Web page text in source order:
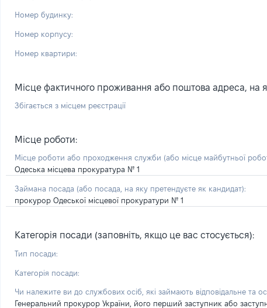
Номер будинку:
Номер корпусу:
Номер квартири:
Місце фактичного проживання або поштова адреса, на
Збігається з місцем реєстрації
Місце роботи:
Місце роботи або проходження служби (або місце майбутньої
Одеська місцева прокуратура № 1
Займана посада (або посада, на яку претендуєте як кандидат):
прокурор Одеської місцевої прокуратури № 1
Категорія посади (заповніть, якщо це вас стосується):
Тип посади:
Категорія посади:
Чи належите ви до службових осіб, які займають відповідальне та
Генеральний прокурор України, його перший заступник або